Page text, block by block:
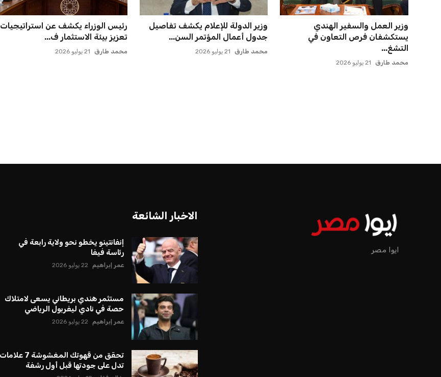
وزير العمل والسفير الهندي
يستكشفان فرص التعاون في
التشغ...
محمد طارق 21 يوليو 2026
وزير الدولة للإعلام يكشف تفاصيل
جدول أعمال المؤتمر السن...
محمد طارق 21 يوليو 2026
رئيس الوزراء يكشف عن استراتيجيات
تعزيز بيئة الاستثمار ف...
محمد طارق 21 يوليو 2026
إنفانتينو يخطو نحو ولاية رابعة في رئاسة فيفا
عمر إبراهيم